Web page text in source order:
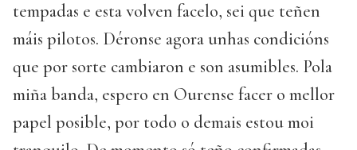
tempadas e esta volven facelo, sei que teñen
máis pilotos. Déronse agora unhas condicións
que por sorte cambiaron e son asumibles. Pola
miña banda, espero en Ourense facer o mellor
papel posible, por todo o demais estou moi